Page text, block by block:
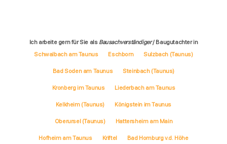
Ich arbeite gern für Sie als Bausachverständiger/ Baugutachter in
Schwalbach am Taunus
Eschborn Sulzbach (Taunus)
Bad Soden am Taunus Steinbach (Taunus)
Kronberg im Taunus Liederbach am Taunus
Kelkheim (Taunus) Königstein im Taunus
Oberursel (Taunus) Hattersheim am Main
Hofheim am Taunus Kriftel Bad Homburg v.d. Höhe